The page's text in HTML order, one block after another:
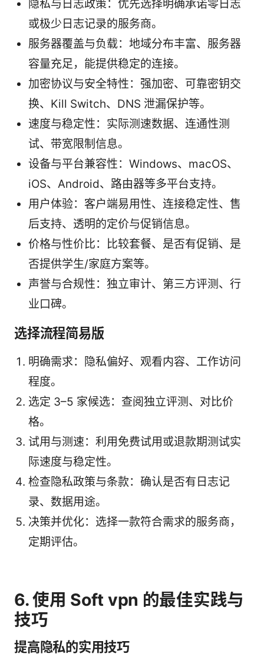
隐私与日志政策：优先选择明确承诺零日志
或极少日志记录的服务商。
服务器覆盖与负载：地域分布丰富、服务器
容量充足，能提供稳定的连接。
加密协议与安全特性：强加密、可靠密钥交
换、Kill Switch、DNS 泄漏保护等。
速度与稳定性：实际测速数据、连通性测
试、带宽限制信息。
设备与平台兼容性：Windows、macOS、
iOS、Android、路由器等多平台支持。
用户体验：客户端易用性、连接稳定性、售
后支持、透明的定价与促销信息。
价格与性价比：比较套餐、是否有促销、是
否提供学生/家庭方案等。
声誉与合规性：独立审计、第三方评测、行
业口碑。
选择流程简易版
明确需求：隐私偏好、观看内容、工作访问
程度。
选定 3–5 家候选：查阅独立评测、对比价
格。
试用与测速：利用免费试用或退款期测试实
际速度与稳定性。
检查隐私政策与条款：确认是否有日志记
录、数据用途。
决策并优化：选择一款符合需求的服务商，
定期评估。
6. 使用 Soft vpn 的最佳实践与
技巧
提高隐私的实用技巧